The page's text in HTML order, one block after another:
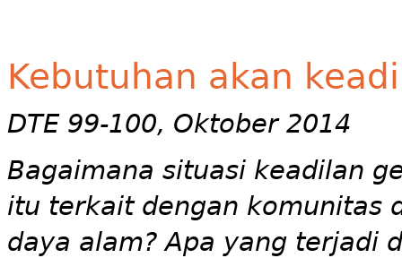
Kebutuhan akan
DTE 99-100, Oktober 2014
Bagaimana situasi keadilan
itu terkait dengan komunitas
daya alam? Apa yang terjadi